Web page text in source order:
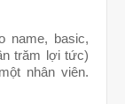
name, basic,
trăm lợi tức)
nhân viên.